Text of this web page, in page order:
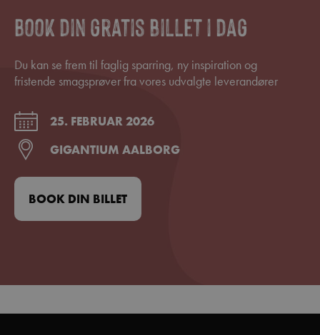
Book din gratis billet i dag
Du kan se frem til faglig sparring, ny inspiration og
fristende smagsprøver fra vores udvalgte leverandører
25. FEBRUAR 2026
GIGANTIUM AALBORG
BOOK DIN BILLET